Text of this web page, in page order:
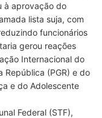
à aprovação do
lista suja, com
funcionários
gerou reações
Internacional do
República (PGR) e do
e do Adolescente
Federal (STF),